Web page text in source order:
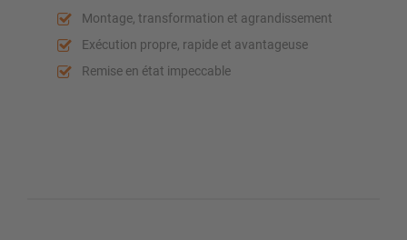
Montage, transformation et agrandissement
Exécution propre, rapide et avantageuse
Remise en état impeccable